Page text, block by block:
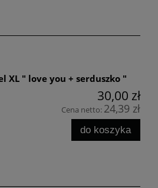
XL " love you + serduszko "
30,00 zł
Cena netto: 24,39 zł
do koszyka